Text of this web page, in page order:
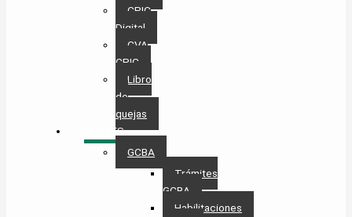
CPIC
Digital
CVA
CPIC
Libro
de
quejas
TRÁMITES
GCBA
Trámites
GCBA
Habilitaciones